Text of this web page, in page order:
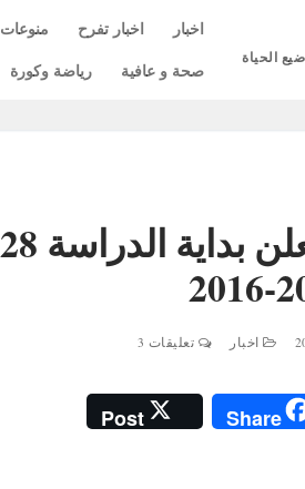
الحياة
اخبار اخبار تفرح منوعات
صحة و عافية
رياضة وكورة
اخبار تعليقات 3
Share
Post